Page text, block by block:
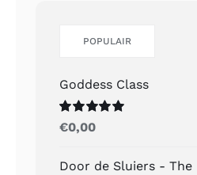
POPULAIR
Goddess Class
Gewaardeerd
5.00
€0,00
Door de Sluiers - The